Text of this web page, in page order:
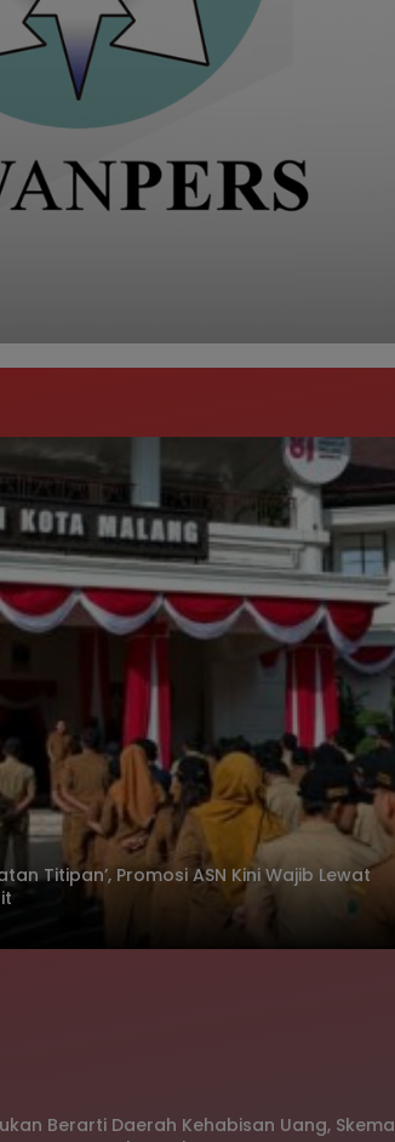
Titipan’, Promosi ASN Kini Wajib Lewat
Berarti Daerah Kehabisan Uang, Skema